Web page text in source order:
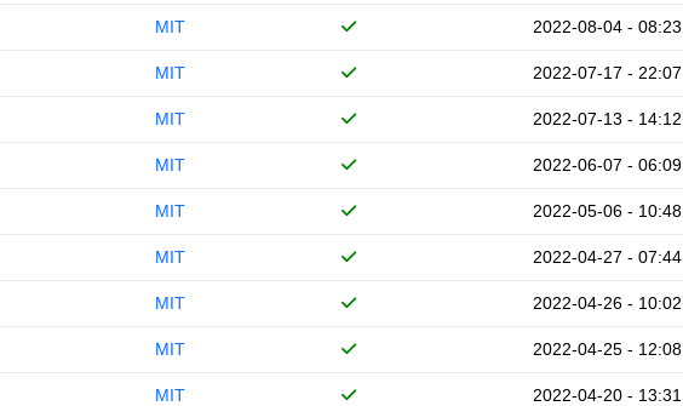
MIT 2022-08-04 - 08:23
MIT 2022-07-17 - 22:07
MIT 2022-07-13 - 14:12
MIT 2022-06-07 - 06:09
MIT 2022-05-06 - 10:48
MIT 2022-04-27 - 07:44
MIT 2022-04-26 - 10:02
MIT 2022-04-25 - 12:08
MIT 2022-04-20 - 13:31